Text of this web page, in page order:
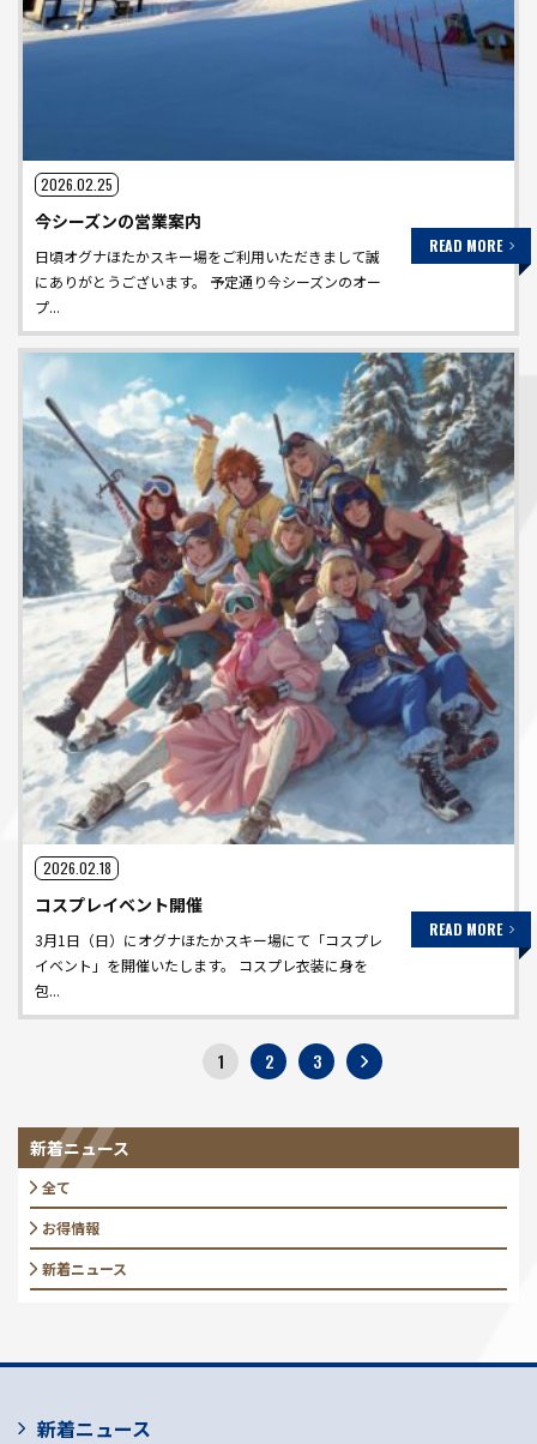
2026.02.25
今シーズンの営業案内
日頃オグナほたかスキー場をご利用いただきまして誠
にありがとうございます。 予定通り今シーズンのオー
プ...
READ MORE
2026.02.18
コスプレイベント開催
3月1日（日）にオグナほたかスキー場にて「コスプレ
イベント」を開催いたします。 コスプレ衣装に身を
包...
READ MORE
1 2 3
新着ニュース
全て
お得情報
新着ニュース
新着ニュース